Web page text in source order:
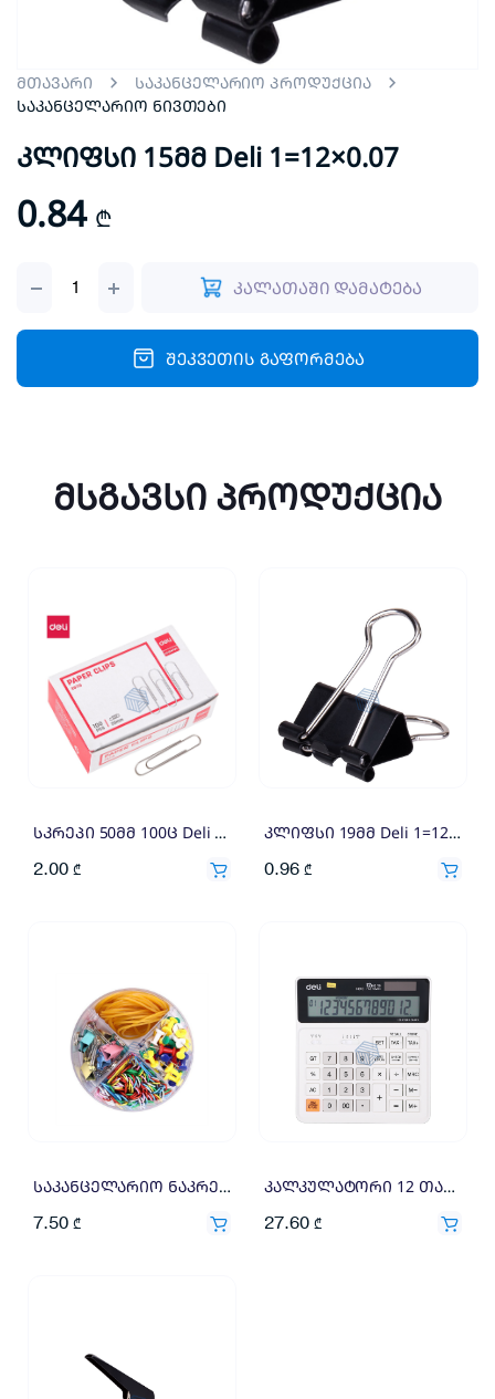
მთავარი
საკანცელარიო პროდუქცია
საკანცელარიო ნივთები
კლიფსი 15მმ Deli 1=12×0.07
0.84 ₾
15მმ
1=12x0.07
კალათაში დამატება
შეკვეთის გაფორმება
მსგავსი პროდუქცია
სკრეპი 50მმ 100ც Deli 7133
2.00 ₾
კლიფსი 19მმ Deli 1=12×0.08
0.96 ₾
საკანცელარიო ნაკრები დელი Z20703
7.50 ₾
კალკულატორი 12 თანრიგიანი Deli 150.2×160.4×33მმ M01010
27.60 ₾